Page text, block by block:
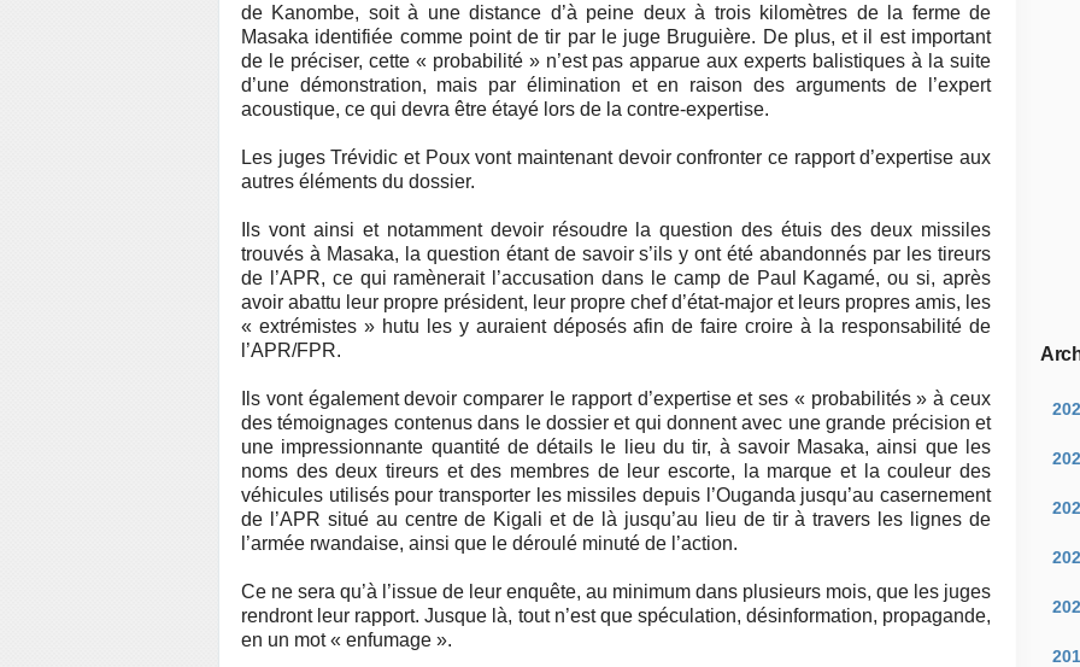
de Kanombe, soit à une distance d’à peine deux à trois kilomètres de la ferme de
Masaka identifiée comme point de tir par le juge Bruguière. De plus, et il est important
de le préciser, cette « probabilité » n’est pas apparue aux experts balistiques à la suite
d’une démonstration, mais par élimination et en raison des arguments de l’expert
acoustique, ce qui devra être étayé lors de la contre-expertise.
Les juges Trévidic et Poux vont maintenant devoir confronter ce rapport d’expertise aux
autres éléments du dossier.
Ils vont ainsi et notamment devoir résoudre la question des étuis des deux missiles
trouvés à Masaka, la question étant de savoir s’ils y ont été abandonnés par les tireurs
de l’APR, ce qui ramènerait l’accusation dans le camp de Paul Kagamé, ou si, après
avoir abattu leur propre président, leur propre chef d’état-major et leurs propres amis, les
« extrémistes » hutu les y auraient déposés afin de faire croire à la responsabilité de
l’APR/FPR.
Ils vont également devoir comparer le rapport d’expertise et ses « probabilités » à ceux
des témoignages contenus dans le dossier et qui donnent avec une grande précision et
une impressionnante quantité de détails le lieu du tir, à savoir Masaka, ainsi que les
noms des deux tireurs et des membres de leur escorte, la marque et la couleur des
véhicules utilisés pour transporter les missiles depuis l’Ouganda jusqu’au casernement
de l’APR situé au centre de Kigali et de là jusqu’au lieu de tir à travers les lignes de
l’armée rwandaise, ainsi que le déroulé minuté de l’action.
Ce ne sera qu’à l’issue de leur enquête, au minimum dans plusieurs mois, que les juges
rendront leur rapport. Jusque là, tout n’est que spéculation, désinformation, propagande,
en un mot « enfumage ».